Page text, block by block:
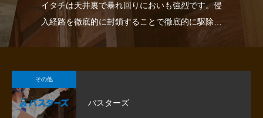
イタチは天井裏で暴れ回りにおいも強烈です。侵
入経路を徹底的に封鎖することで徹底的に駆除し
その他
バスターズ